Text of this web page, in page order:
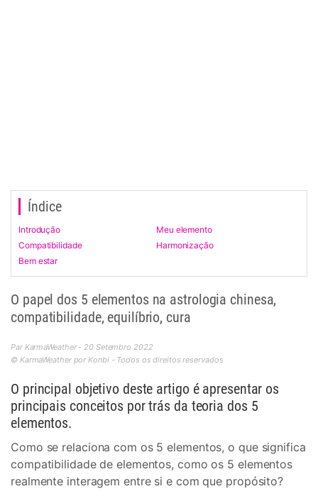
Índice
Introdução
Meu elemento
Compatibilidade
Harmonização
Bem estar
O papel dos 5 elementos na astrologia chinesa,
compatibilidade, equilíbrio, cura
Par KarmaWeather - 20 Setembro 2022
© KarmaWeather por Konbi - Todos os direitos reservados
O principal objetivo deste artigo é apresentar os
principais conceitos por trás da teoria dos 5
elementos.
Como se relaciona com os 5 elementos, o que significa
compatibilidade de elementos, como os 5 elementos
realmente interagem entre si e com que propósito?